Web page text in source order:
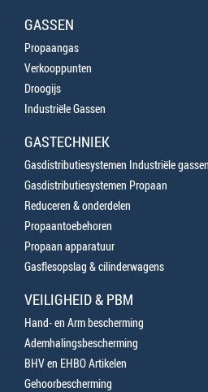
GASSEN
Propaangas
Verkooppunten
Droogijs
Industriële Gassen
GASTECHNIEK
Gasdistributiesystemen Industriële gassen
Gasdistributiesystemen Propaan
Reduceren & onderdelen
Propaantoebehoren
Propaan apparatuur
Gasflesopslag & cilinderwagens
VEILIGHEID & PBM
Hand- en Arm bescherming
Ademhalingsbescherming
BHV en EHBO Artikelen
Gehoorbescherming